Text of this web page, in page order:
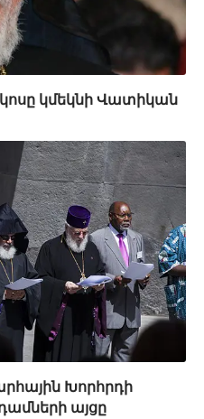
կմեկնի Վատիկան
Խորհրդի
այցը